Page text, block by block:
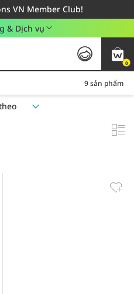
VN Member Club!
đơn hàng từ 249,000Đ
khu vực TP. Hồ Chí Minh
& Dịch vụ
0
9 sản phẩm